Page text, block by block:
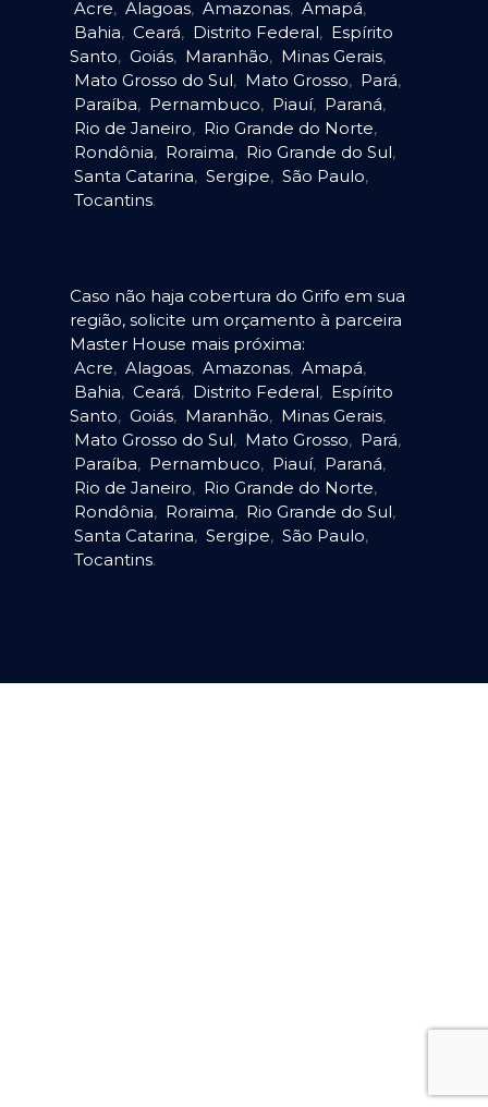
Acre, Alagoas, Amazonas, Amapá,
Bahia, Ceará, Distrito Federal, Espírito
Santo, Goiás, Maranhão, Minas Gerais,
Mato Grosso do Sul, Mato Grosso, Pará,
Paraíba, Pernambuco, Piauí, Paraná,
Rio de Janeiro, Rio Grande do Norte,
Rondônia, Roraima, Rio Grande do Sul,
Santa Catarina, Sergipe, São Paulo,
Tocantins.
Caso não haja cobertura do Grifo em sua
região, solicite um orçamento à parceira
Master House mais próxima:
Acre, Alagoas, Amazonas, Amapá,
Bahia, Ceará, Distrito Federal, Espírito
Santo, Goiás, Maranhão, Minas Gerais,
Mato Grosso do Sul, Mato Grosso, Pará,
Paraíba, Pernambuco, Piauí, Paraná,
Rio de Janeiro, Rio Grande do Norte,
Rondônia, Roraima, Rio Grande do Sul,
Santa Catarina, Sergipe, São Paulo,
Tocantins.